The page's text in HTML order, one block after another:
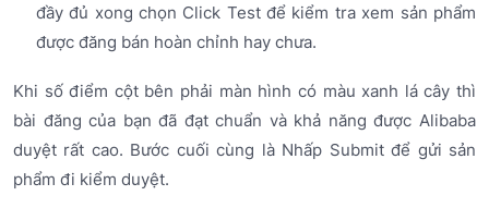
đầy đủ xong chọn Click Test để kiểm tra xem sản phẩm
được đăng bán hoàn chỉnh hay chưa.
Khi số điểm cột bên phải màn hình có màu xanh lá cây thì
bài đăng của bạn đã đạt chuẩn và khả năng được Alibaba
duyệt rất cao. Bước cuối cùng là Nhấp Submit để gửi sản
phẩm đi kiểm duyệt.